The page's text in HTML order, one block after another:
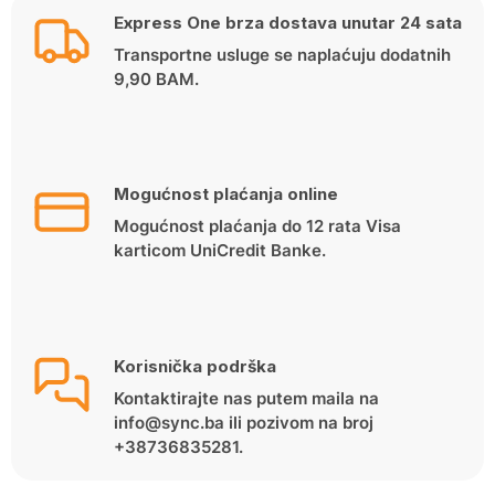
Express One brza dostava unutar 24 sata
Transportne usluge se naplaćuju dodatnih
9,90 BAM.
Mogućnost plaćanja online
Mogućnost plaćanja do 12 rata Visa
karticom UniCredit Banke.
Korisnička podrška
Kontaktirajte nas putem maila na
info@sync.ba ili pozivom na broj
+38736835281.